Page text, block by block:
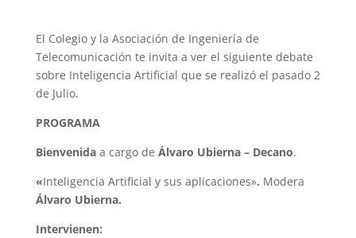
El Colegio y la Asociación de Ingeniería de
Telecomunicación te invita a ver el siguiente debate
sobre Inteligencia Artificial que se realizó el pasado 2
de Julio.
PROGRAMA
Bienvenida a cargo de Álvaro Ubierna – Decano.
«Inteligencia Artificial y sus aplicaciones». Modera
Álvaro Ubierna.
Intervienen: